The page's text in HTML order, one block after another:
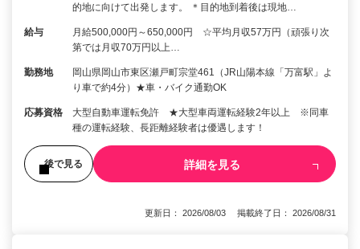
的地に向けて出発します。 ＊目的地到着後は現地…
給与
月給500,000円～650,000円 ☆平均月収57万円（頑張り次
第では月収70万円以上…
勤務地
岡山県岡山市東区瀬戸町宗堂461（JR山陽本線「万富駅」よ
り車で約4分）★車・バイク通勤OK
応募資格
大型自動車運転免許 ★大型車両運転経験2年以上 ※同車
種の運転経験、長距離経験者は優遇します！
後で見る 詳細を見る
更新日： 2026/08/03 掲載終了日： 2026/08/31